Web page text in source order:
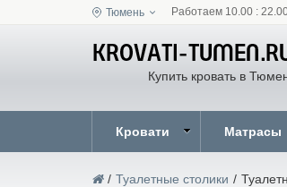
Тюмень Работаем 10.00 :
Купить кровать в
Кровати Матрасы
/ Туалетные столики /